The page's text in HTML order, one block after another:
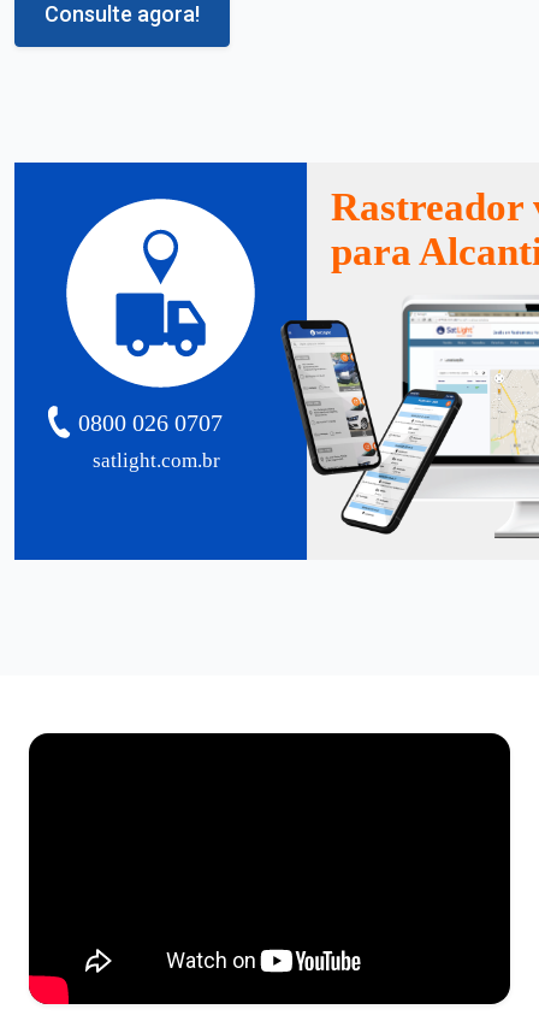
Consulte agora!
satlight.com.br
0800 026 0707
Rastreador
para